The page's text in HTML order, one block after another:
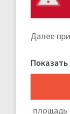
Далее
Показать
площадь